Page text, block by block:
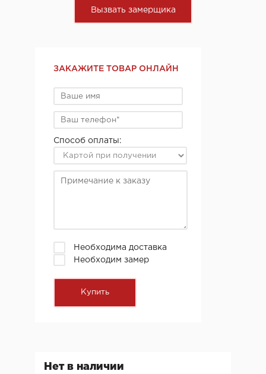
Вызвать замерщика
ЗАКАЖИТЕ ТОВАР ОНЛАЙН
Способ оплаты:
Необходима доставка
Необходим замер
Нет в наличии